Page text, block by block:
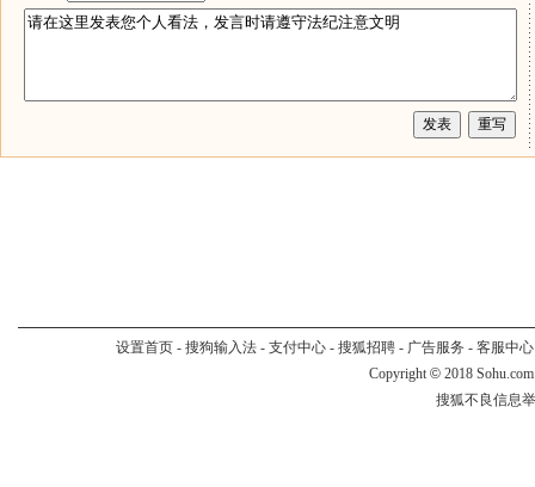
设置首页- 搜狗输入法- 支付中心- 搜狐招聘- 广告服务 - 客服中心
Copyright © 2018
搜狐不良信息